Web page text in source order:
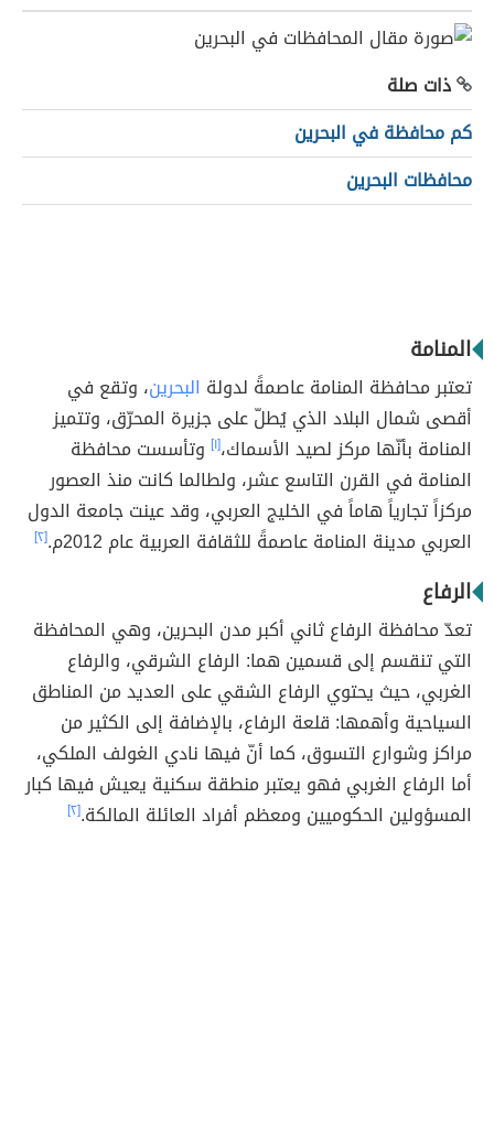
ذات صلة
كم محافظة في البحرين
محافظات البحرين
المنامة
تعتبر محافظة المنامة عاصمةً لدولة البحرين، وتقع في
أقصى شمال البلاد الذي يُطلّ على جزيرة المحرّق، وتتميز
المنامة بأنّها مركز لصيد الأسماك،[١] وتأسست محافظة
المنامة في القرن التاسع عشر، ولطالما كانت منذ العصور
مركزاً تجارياً هاماً في الخليج العربي، وقد عينت جامعة الدول
العربي مدينة المنامة عاصمةً للثقافة العربية عام 2012م.
[٢]
الرفاع
تعدّ محافظة الرفاع ثاني أكبر مدن البحرين، وهي المحافظة
التي تنقسم إلى قسمين هما: الرفاع الشرقي، والرفاع
الغربي، حيث يحتوي الرفاع الشقي على العديد من المناطق
السياحية وأهمها: قلعة الرفاع، بالإضافة إلى الكثير من
مراكز وشوارع التسوق، كما أنّ فيها نادي الغولف الملكي،
أما الرفاع الغربي فهو يعتبر منطقة سكنية يعيش فيها كبار
المسؤولين الحكوميين ومعظم أفراد العائلة المالكة.[٢]